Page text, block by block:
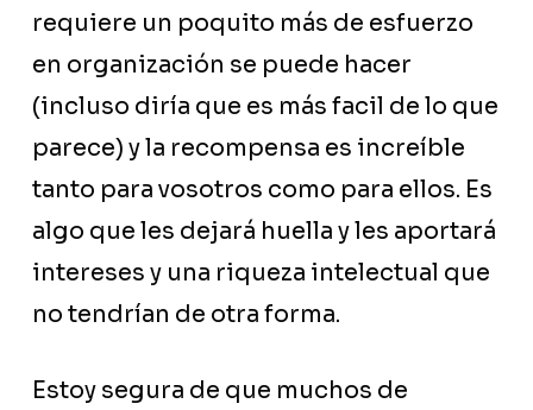
requiere un poquito más de esfuerzo
en organización se puede hacer
(incluso diría que es más facil de lo que
parece) y la recompensa es increíble
tanto para vosotros como para ellos. Es
algo que les dejará huella y les aportará
intereses y una riqueza intelectual que
no tendrían de otra forma.
Estoy segura de que muchos de